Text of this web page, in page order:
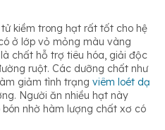
kiềm trong hạt rất tốt cho hệ
ở lớp vỏ mỏng màu vàng
chất hỗ trợ tiêu hóa, giải độc
ruột. Các dưỡng chất như
giảm tình trạng viêm loét dạ
Người ăn nhiều hạt này
nhờ hàm lượng chất xơ có